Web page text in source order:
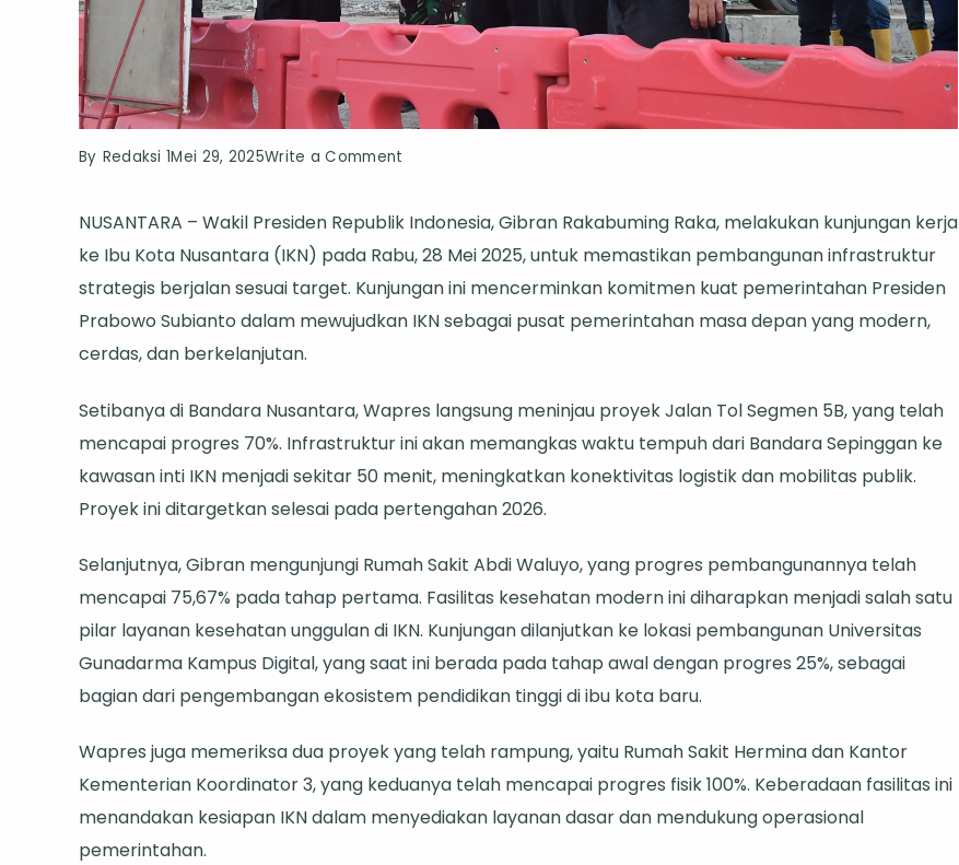
By Redaksi 1Mei 29, 2025Write a Comment
Presiden
Gibran
Pantau
Kemajuan
Wujudkan
Kota
Modern
dan
NUSANTARA – Wakil Presiden Republik Indonesia, Gibran Rakabuming Raka, melakukan kunjungan kerja
ke Ibu Kota Nusantara (IKN) pada Rabu, 28 Mei 2025, untuk memastikan pembangunan infrastruktur
strategis berjalan sesuai target. Kunjungan ini mencerminkan komitmen kuat pemerintahan Presiden
Prabowo Subianto dalam mewujudkan IKN sebagai pusat pemerintahan masa depan yang modern,
cerdas, dan berkelanjutan.
Setibanya di Bandara Nusantara, Wapres langsung meninjau proyek Jalan Tol Segmen 5B, yang telah
mencapai progres 70%. Infrastruktur ini akan memangkas waktu tempuh dari Bandara Sepinggan ke
kawasan inti IKN menjadi sekitar 50 menit, meningkatkan konektivitas logistik dan mobilitas publik.
Proyek ini ditargetkan selesai pada pertengahan 2026.
Selanjutnya, Gibran mengunjungi Rumah Sakit Abdi Waluyo, yang progres pembangunannya telah
mencapai 75,67% pada tahap pertama. Fasilitas kesehatan modern ini diharapkan menjadi salah satu
pilar layanan kesehatan unggulan di IKN. Kunjungan dilanjutkan ke lokasi pembangunan Universitas
Gunadarma Kampus Digital, yang saat ini berada pada tahap awal dengan progres 25%, sebagai
bagian dari pengembangan ekosistem pendidikan tinggi di ibu kota baru.
Wapres juga memeriksa dua proyek yang telah rampung, yaitu Rumah Sakit Hermina dan Kantor
Kementerian Koordinator 3, yang keduanya telah mencapai progres fisik 100%. Keberadaan fasilitas ini
menandakan kesiapan IKN dalam menyediakan layanan dasar dan mendukung operasional
pemerintahan.